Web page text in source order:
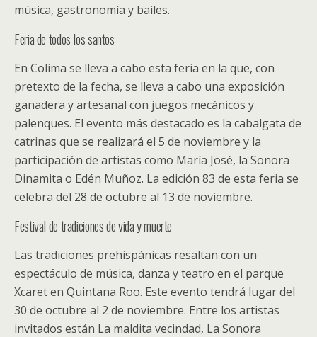
música, gastronomía y bailes.
Feria de todos los santos
En Colima se lleva a cabo esta feria en la que, con
pretexto de la fecha, se lleva a cabo una exposición
ganadera y artesanal con juegos mecánicos y
palenques. El evento más destacado es la cabalgata de
catrinas que se realizará el 5 de noviembre y la
participación de artistas como María José, la Sonora
Dinamita o Edén Muñoz. La edición 83 de esta feria se
celebra del 28 de octubre al 13 de noviembre.
Festival de tradiciones de vida y muerte
Las tradiciones prehispánicas resaltan con un
espectáculo de música, danza y teatro en el parque
Xcaret en Quintana Roo. Este evento tendrá lugar del
30 de octubre al 2 de noviembre. Entre los artistas
invitados están La maldita vecindad, La Sonora